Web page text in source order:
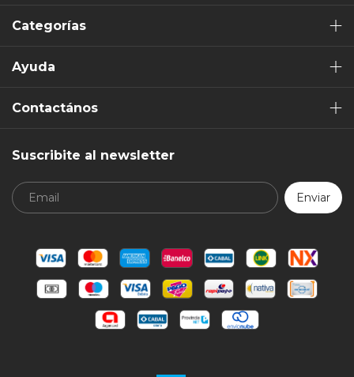
Categorías
Ayuda
Contactános
Suscribite al newsletter